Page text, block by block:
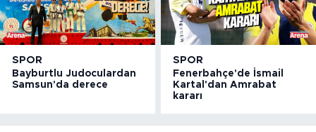
SPOR
Bayburtlu Judoculardan
Samsun'da derece
SPOR
Fenerbahçe'de İsmail
Kartal'dan Amrabat
kararı